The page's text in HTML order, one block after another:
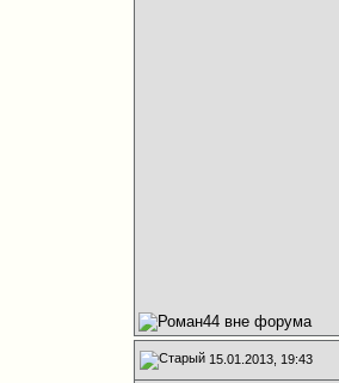
15.01.2013, 19:43